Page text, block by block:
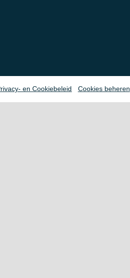
en Cookiebeleid Cookies beheren